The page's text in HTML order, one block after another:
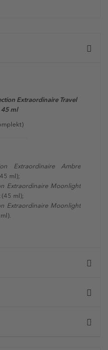
Extraordinaire Travel
45 ml
Extraordinaire Ambre
ml);
Extraordinaire Moonlight
(45 ml);
Extraordinaire Moonlight